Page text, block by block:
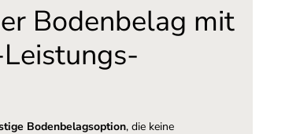
Bodenbelag mit
Bodenbelagsoption, die keine